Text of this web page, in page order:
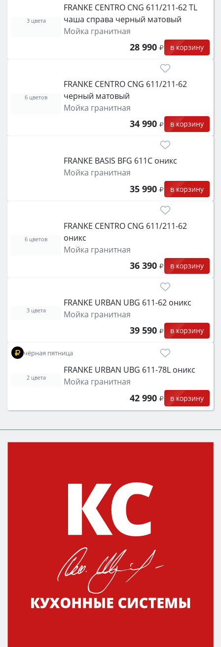
FRANKE CENTRO CNG 611/211-62 TL
чаша справа черный матовый
Мойка гранитная
28 990 в корзину
3 цвета
FRANKE CENTRO CNG 611/211-62
черный матовый
Мойка гранитная
34 990 в корзину
6 цветов
FRANKE BASIS BFG 611C оникс
Мойка гранитная
35 990 в корзину
FRANKE CENTRO CNG 611/211-62
оникс
Мойка гранитная
36 390 в корзину
6 цветов
FRANKE URBAN UBG 611-62 оникс
Мойка гранитная
39 590 в корзину
3 цвета
чёрная пятница
FRANKE URBAN UBG 611-78L оникс
Мойка гранитная
42 990 в корзину
2 цвета